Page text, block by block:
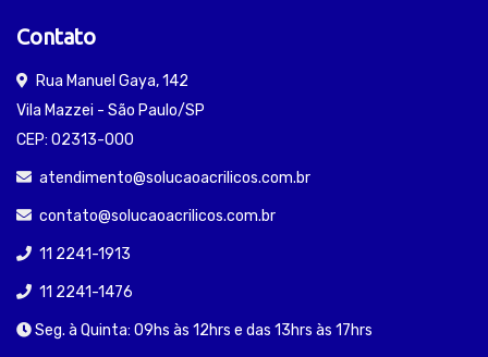
Contato
Rua Manuel Gaya, 142
Vila Mazzei - São Paulo/SP
CEP: 02313-000
atendimento@solucaoacrilicos.com.br
contato@solucaoacrilicos.com.br
11 2241-1913
11 2241-1476
Seg. à Quinta: 09hs às 12hrs e das 13hrs às 17hrs